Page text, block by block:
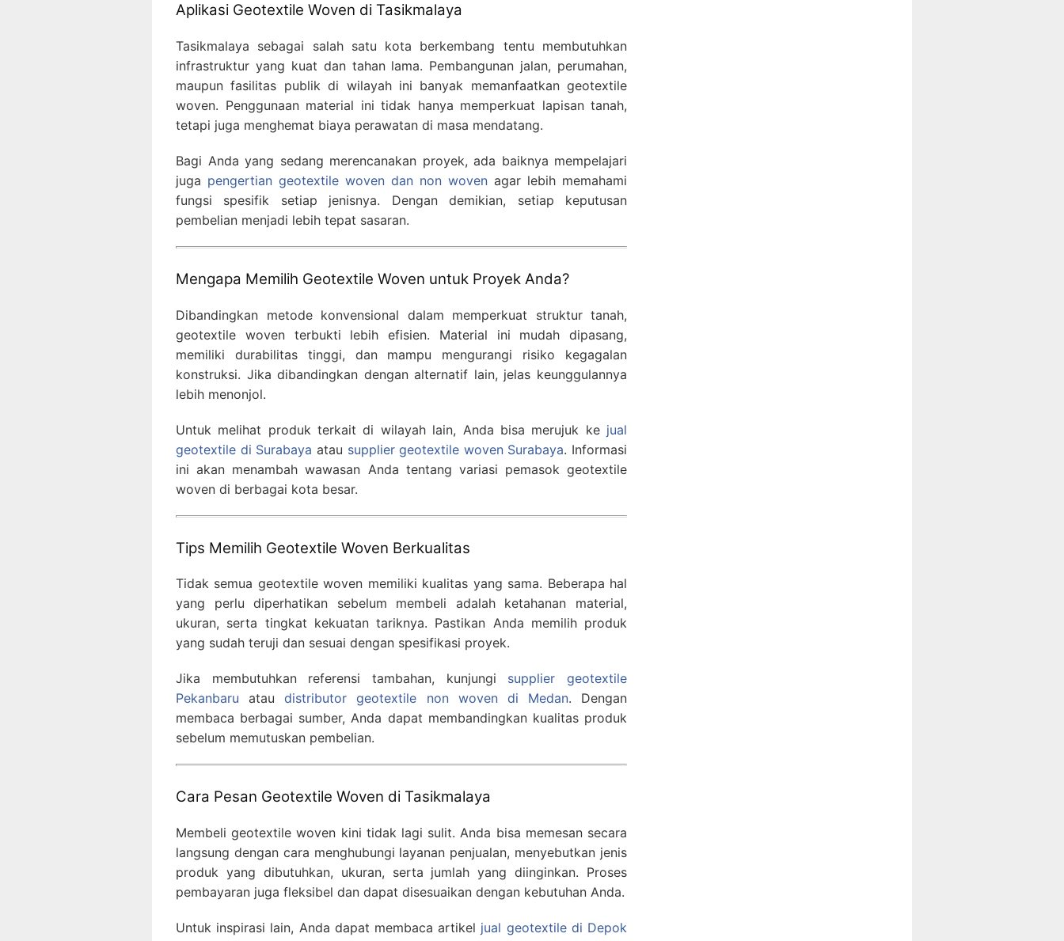
Aplikasi Geotextile Woven di Tasikmalaya
Tasikmalaya sebagai salah satu kota berkembang tentu membutuhkan
infrastruktur yang kuat dan tahan lama. Pembangunan jalan, perumahan,
maupun fasilitas publik di wilayah ini banyak memanfaatkan geotextile
woven. Penggunaan material ini tidak hanya memperkuat lapisan tanah,
tetapi juga menghemat biaya perawatan di masa mendatang.
Bagi Anda yang sedang merencanakan proyek, ada baiknya mempelajari
juga pengertian geotextile woven dan non woven agar lebih memahami
fungsi spesifik setiap jenisnya. Dengan demikian, setiap keputusan
pembelian menjadi lebih tepat sasaran.
Mengapa Memilih Geotextile Woven untuk Proyek Anda?
Dibandingkan metode konvensional dalam memperkuat struktur tanah,
geotextile woven terbukti lebih efisien. Material ini mudah dipasang,
memiliki durabilitas tinggi, dan mampu mengurangi risiko kegagalan
konstruksi. Jika dibandingkan dengan alternatif lain, jelas keunggulannya
lebih menonjol.
Untuk melihat produk terkait di wilayah lain, Anda bisa merujuk ke jual
geotextile di Surabaya atau supplier geotextile woven Surabaya. Informasi
ini akan menambah wawasan Anda tentang variasi pemasok geotextile
woven di berbagai kota besar.
Tips Memilih Geotextile Woven Berkualitas
Tidak semua geotextile woven memiliki kualitas yang sama. Beberapa hal
yang perlu diperhatikan sebelum membeli adalah ketahanan material,
ukuran, serta tingkat kekuatan tariknya. Pastikan Anda memilih produk
yang sudah teruji dan sesuai dengan spesifikasi proyek.
Jika membutuhkan referensi tambahan, kunjungi supplier geotextile
Pekanbaru ataudistributor geotextile non woven di Medan. Dengan
membaca berbagai sumber, Anda dapat membandingkan kualitas produk
sebelum memutuskan pembelian.
Cara Pesan Geotextile Woven di Tasikmalaya
Membeli geotextile woven kini tidak lagi sulit. Anda bisa memesan secara
langsung dengan cara menghubungi layanan penjualan, menyebutkan jenis
produk yang dibutuhkan, ukuran, serta jumlah yang diinginkan. Proses
pembayaran juga fleksibel dan dapat disesuaikan dengan kebutuhan Anda.
Untuk inspirasi lain, Anda dapat membaca artikel jual geotextile di Depok